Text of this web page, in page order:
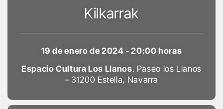
Kilkarrak
19 de enero de 2024 - 20:00 horas
Espacio Cultura Los Llanos. Paseo los Llanos
– 31200 Estella, Navarra